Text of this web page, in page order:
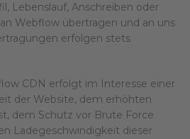
Lebenslauf, Anschreiben oder
Webflow übertragen und an uns
erfolgen stets
CDN erfolgt im Interesse einer
der Website, dem erhöhten
dem Schutz vor Brute Force
Ladegeschwindigkeit dieser